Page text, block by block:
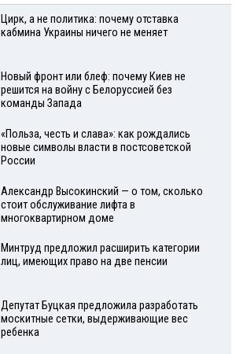
Цирк, а не политика: почему отставка
кабмина Украины ничего не меняет
Новый фронт или блеф: почему Киев не
решится на войну с Белоруссией без
команды Запада
«Польза, честь и слава»: как рождались
новые символы власти в постсоветской
России
Александр Высокинский — о том, сколько
стоит обслуживание лифта в
многоквартирном доме
Минтруд предложил расширить категории
лиц, имеющих право на две пенсии
Депутат Буцкая предложила разработать
москитные сетки, выдерживающие вес
ребенка